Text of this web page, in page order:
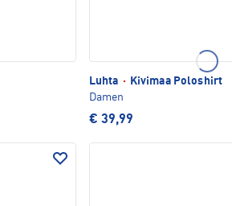
Luhta ·
Kivimaa Poloshirt
Damen
€ 39,99